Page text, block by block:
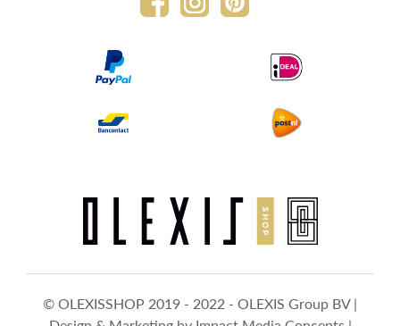
© OLEXISSHOP 2019 - 2022 - OLEXIS Group BV |